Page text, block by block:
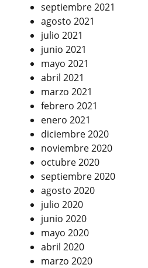
septiembre 2021
agosto 2021
julio 2021
junio 2021
mayo 2021
abril 2021
marzo 2021
febrero 2021
enero 2021
diciembre 2020
noviembre 2020
octubre 2020
septiembre 2020
agosto 2020
julio 2020
junio 2020
mayo 2020
abril 2020
marzo 2020